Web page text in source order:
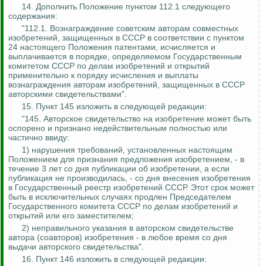
14. Дополнить Положение пунктом 112.1 следующего
содержания:
"112.1. Вознаграждение советским авторам совместных
изобретений, защищенных в СССР в соответствии с пунктом
24 настоящего Положения патентами, исчисляется и
выплачивается в порядке, определяемом Государственным
комитетом СССР по делам изобретений и открытий
применительно к порядку исчисления и выплаты
вознаграждения авторам изобретений, защищенных в СССР
авторскими свидетельствами".
15. Пункт 145 изложить в следующей редакции:
"145. Авторское свидетельство на изобретение может быть
оспорено и признано недействительным полностью или
частично ввиду:
1) нарушения требований, установленных настоящим
Положением для признания предложения изобретением, - в
течение 3 лет со дня публикации об изобретении, а если
публикация не производилась, - со дня внесения изобретения
в Государственный реестр изобретений СССР. Этот срок может
быть в исключительных случаях продлен Председателем
Государственного комитета СССР по делам изобретений и
открытий или его заместителем;
2) неправильного указания в авторском свидетельстве
автора (соавторов) изобретения - в любое время со дня
выдачи авторского свидетельства".
16. Пункт 146 изложить в следующей редакции: